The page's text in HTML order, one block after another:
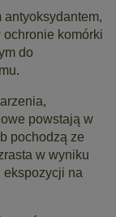
komórki
do
powstają w
pochodzą ze
w wyniku
ekspozycji na